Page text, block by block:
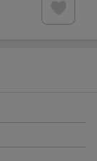
OFFクーポン